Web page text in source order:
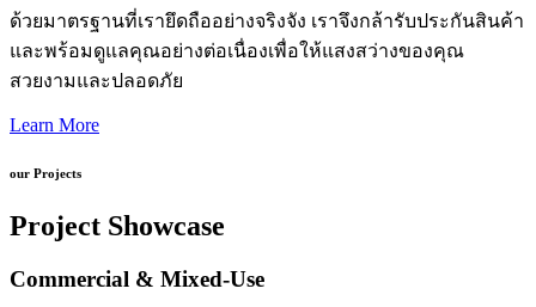
ด้วยมาตรฐานที่เรายึดถืออย่างจริงจัง เราจึงกล้ารับประกันสินค้า
และพร้อมดูแลคุณอย่างต่อเนื่องเพื่อให้แสงสว่างของคุณ
สวยงามและปลอดภัย
Learn More
our Projects
Project Showcase
Commercial & Mixed-Use